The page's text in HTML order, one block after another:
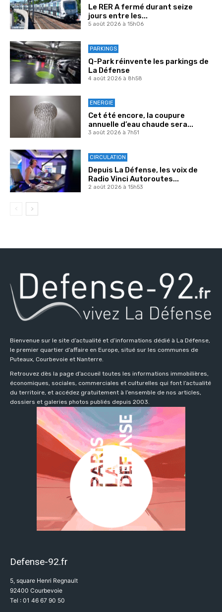
Le RER A fermé durant seize
jours entre les...
5 août 2026 à 15h06
PARKINGS
Q-Park réinvente les parkings de
La Défense
4 août 2026 à 8h58
ENERGIE
Cet été encore, la coupure
annuelle d’eau chaude sera...
3 août 2026 à 7h51
CIRCULATION
Depuis La Défense, les voix de
Radio Vinci Autoroutes...
2 août 2026 à 15h53
Bienvenue sur le site d’actualité et d’informations dédié à La Défense,
le premier quartier d’affaire en Europe, situé sur les communes de
Puteaux, Courbevoie et Nanterre.
Retrouvez dès la page d’accueil toutes les informations immobilières,
économiques, sociales, commerciales et culturelles qui font l’actualité
du territoire, et accédez gratuitement à l’ensemble de nos articles,
dossiers et galeries photos publiés depuis 2003.
Defense-92.fr
5, square Henri Regnault
92400 Courbevoie
Tel : 01 46 67 90 50